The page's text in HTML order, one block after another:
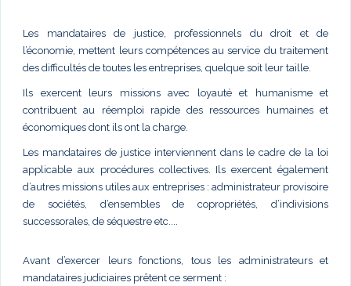
Les mandataires de justice, professionnels du droit et de
l’économie, mettent leurs compétences au service du traitement
des difficultés de toutes les entreprises, quelque soit leur taille.
Ils exercent leurs missions avec loyauté et humanisme et
contribuent au réemploi rapide des ressources humaines et
économiques dont ils ont la charge.
Les mandataires de justice interviennent dans le cadre de la loi
applicable aux procédures collectives. Ils exercent également
d’autres missions utiles aux entreprises : administrateur provisoire
de sociétés, d’ensembles de copropriétés, d’indivisions
successorales, de séquestre etc....
Avant d’exercer leurs fonctions, tous les administrateurs et
mandataires judiciaires prêtent ce serment :